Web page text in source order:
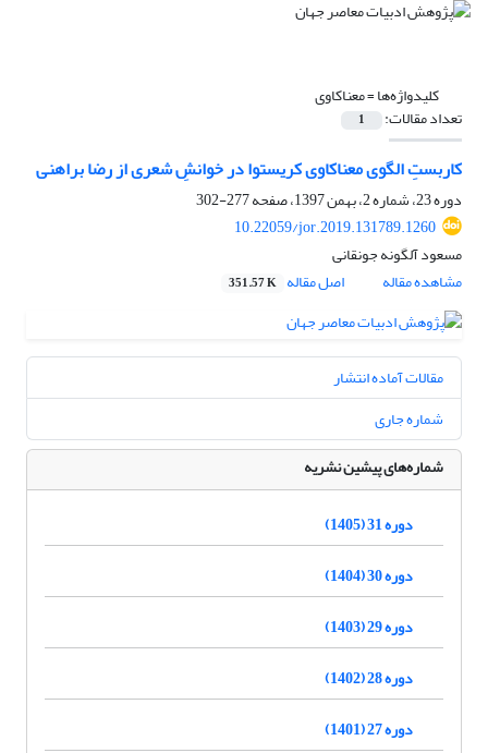
کلیدواژه‌ها =معناکاوی
تعداد مقالات: 1
کاربستِ الگوی معناکاوی کریستوا در خوانشِ شعری از رضا براهنی
دوره 23، شماره 2، بهمن 1397، صفحه
277-302
10.22059/jor.2019.131789.1260
مسعود آلگونه جونقانی
مشاهده مقاله
اصل مقاله 351.57 K
مقالات آماده انتشار
شماره جاری
شماره‌های پیشین نشریه
دوره 31 (1405)
دوره 30 (1404)
دوره 29 (1403)
دوره 28 (1402)
دوره 27 (1401)